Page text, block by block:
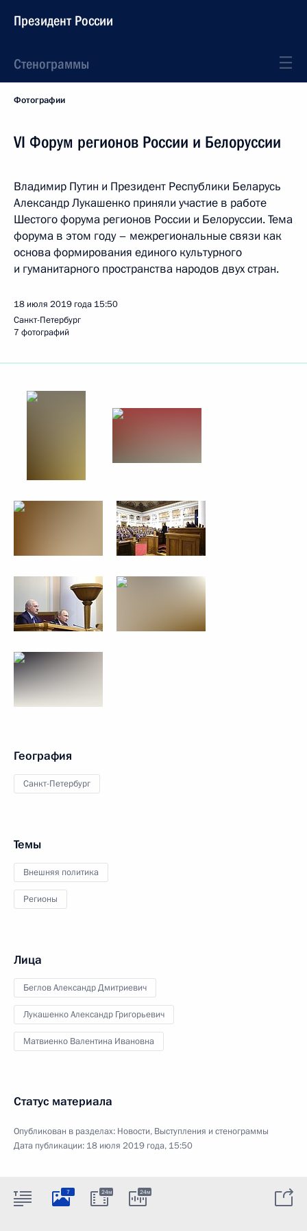
Президент России
Стенограммы
Фотографии
VI Форум регионов России и Белоруссии
Владимир Путин и Президент Республики Беларусь
Александр Лукашенко приняли участие в работе
Шестого форума регионов России и Белоруссии. Тема
форума в этом году – межрегиональные связи как
основа формирования единого культурного
и гуманитарного пространства народов двух стран.
18 июля 2019 года 15:50
Санкт-Петербург
7 фотографий
География
Санкт-Петербург
Темы
Внешняя политика
Регионы
Лица
Беглов Александр Дмитриевич
Лукашенко Александр Григорьевич
Матвиенко Валентина Ивановна
Статус материала
Опубликован в разделах: Новости, Выступления и стенограммы
Дата публикации: 18 июля 2019 года, 15:50
7 24м 24м